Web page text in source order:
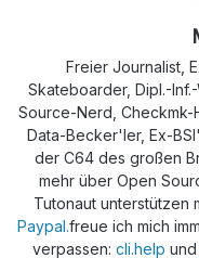
Freier Journalist,
Skateboarder, Dipl.-
Source-Nerd, Checkmk-
Data-Becker'ler, Ex-
der C64 des großen
mehr über Open
Tutonaut unterstützen
Paypal.freue ich mich
verpassen: cli.help und